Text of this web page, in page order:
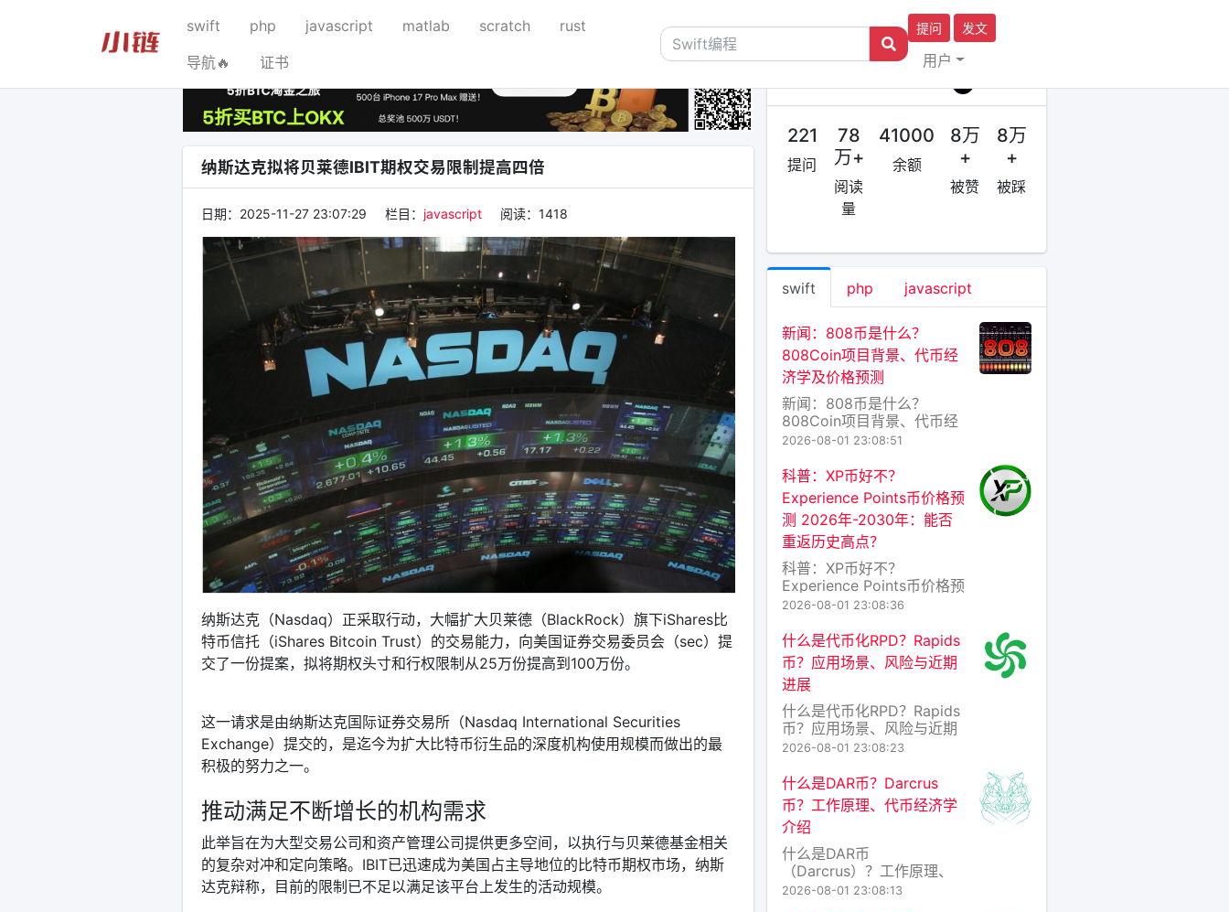
swift php javascript matlab scratch
rust
导航🔥
证书
提问 发文
用户
纳斯达克拟将贝莱德IBIT期权交易限制提高四倍
日期： 2025-11-27 23:07:29 栏目： javascript 阅读： 1418
纳斯达克（Nasdaq）正采取行动，大幅扩大贝莱德（BlackRock）旗下iShares比
特币信托（iShares Bitcoin Trust）的交易能力，向美国证券交易委员会（sec）提
交了一份提案，拟将期权头寸和行权限制从25万份提高到100万份。
这一请求是由纳斯达克国际证券交易所（Nasdaq International Securities
Exchange）提交的，是迄今为扩大比特币衍生品的深度机构使用规模而做出的最
积极的努力之一。
推动满足不断增长的机构需求
此举旨在为大型交易公司和资产管理公司提供更多空间，以执行与贝莱德基金相关
的复杂对冲和定向策略。IBIT已迅速成为美国占主导地位的比特币期权市场，纳斯
达克辩称，目前的限制已不足以满足该平台上发生的活动规模。
221
提问
78
万+
阅读
量
41000
余额
8万
+
被赞
8万
+
被踩
swift php javascript
新闻：808币是什么？
808Coin项目背景、代币经
济学及价格预测
新闻：808币是什么？
808Coin项目背景、代币经
济学及价格预测 引言：藏在
密货币市场瞬息万变的今
天，一个新名字“808Coin”
（简称808币）近期在部分
社群中引发讨论。它既没有
比特币的“数字黄金”光环，
也缺乏以太坊的智能
2026-08-01 23:08:51
科普：XP币好不？
Experience Points币价格预
测 2026年-2030年：能否
重返历史高点？
科普：XP币好不？
Experience Points币价格预
测 2026年2030年：能否重
么？ XP币（Experience
Points Coin）并非主流加密
货币，而是一个典型的“社区
型”或“游戏化”代币，常被用
于某些区块
2026-08-01 23:08:36
什么是代币化RPD？Rapids
币？应用场景、风险与近期
进展
什么是代币化RPD？Rapids
币？应用场景、风险与近期
进展 在区块链与金融科技的
频词。而RPD（Rapids） 正
是这一浪潮中的新兴项目
——它并非简单的“加密货
币”，而是一种代币化的实物
资产权益凭证，旨在将传统
流动性较差的资产（
2026-08-01 23:08:23
什么是DAR币？Darcrus
币？工作原理、代币经济学
介绍
什么是DAR币
（Darcrus）？工作原理、
代币经济学介绍 在区块链技
2026-08-01 23:08:13